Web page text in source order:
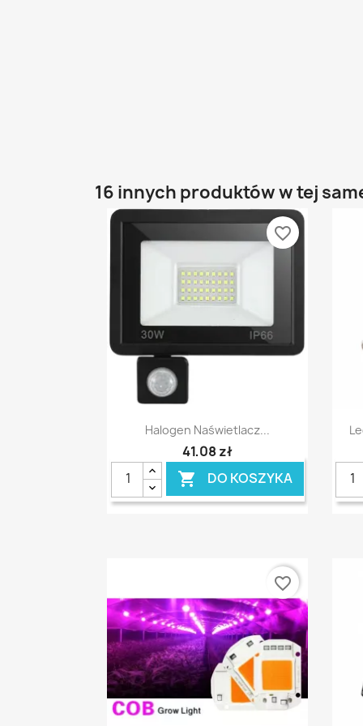
16 innych produktów w tej
Szybki podgląd
Halogen Naświetlacz...
41,08 zł
 DO KOSZYKA
favorite_border
favorite_border